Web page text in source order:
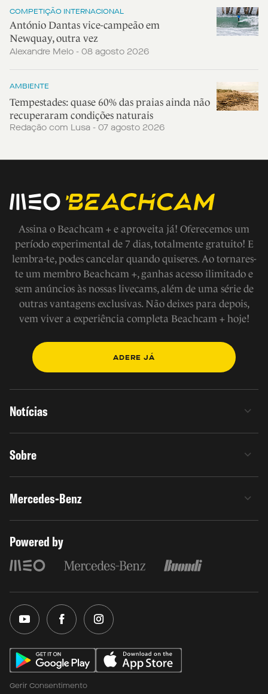
COMPETIÇÃO INTERNACIONAL
António Dantas vice-campeão em
Newquay, outra vez
Alexandre Melo - 08 agosto 2026
AMBIENTE
Tempestades: quase 60% das praias ainda não
recuperaram condições naturais
Redação com Lusa - 07 agosto 2026
Assina o Beachcam + e aproveita já! Oferecemos um
período experimental de 7 dias, totalmente gratuito! E
lembra-te, podes cancelar quando quiseres. Ao tornares-
te um membro Beachcam +, ganhas acesso ilimitado e
sem anúncios às nossas livecams, além de uma série de
outras vantagens exclusivas. Não deixes para depois,
vem viver a experiência completa Beachcam + hoje!
ADERE JÁ
Notícias
Sobre
Mercedes-Benz
Powered by
Gerir Consentimento